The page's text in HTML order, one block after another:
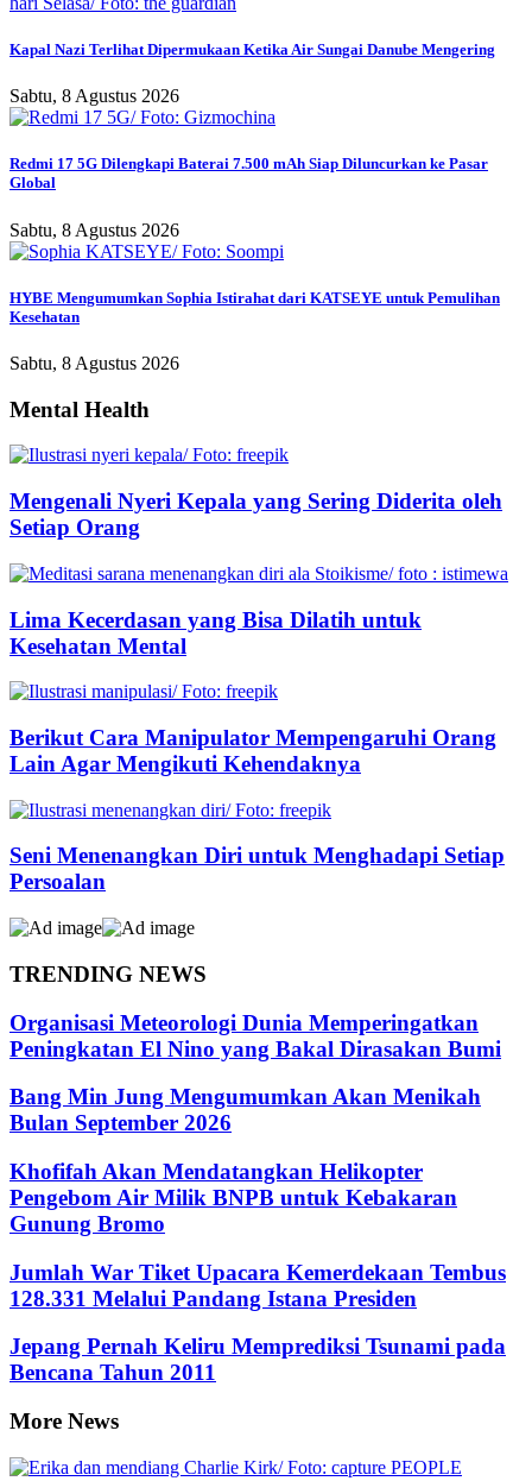
Kapal Nazi Terlihat Dipermukaan Ketika Air Sungai Danube Mengering
Sabtu, 8 Agustus 2026
Redmi 17 5G Dilengkapi Baterai 7.500 mAh Siap Diluncurkan ke Pasar
Global
Sabtu, 8 Agustus 2026
HYBE Mengumumkan Sophia Istirahat dari KATSEYE untuk Pemulihan
Kesehatan
Sabtu, 8 Agustus 2026
Mental Health
Mengenali Nyeri Kepala yang Sering Diderita oleh
Setiap Orang
Lima Kecerdasan yang Bisa Dilatih untuk
Kesehatan Mental
Berikut Cara Manipulator Mempengaruhi Orang
Lain Agar Mengikuti Kehendaknya
Seni Menenangkan Diri untuk Menghadapi Setiap
Persoalan
TRENDING NEWS
Organisasi Meteorologi Dunia Memperingatkan
Peningkatan El Nino yang Bakal Dirasakan Bumi
Bang Min Jung Mengumumkan Akan Menikah
Bulan September 2026
Khofifah Akan Mendatangkan Helikopter
Pengebom Air Milik BNPB untuk Kebakaran
Gunung Bromo
Jumlah War Tiket Upacara Kemerdekaan Tembus
128.331 Melalui Pandang Istana Presiden
Jepang Pernah Keliru Memprediksi Tsunami pada
Bencana Tahun 2011
More News